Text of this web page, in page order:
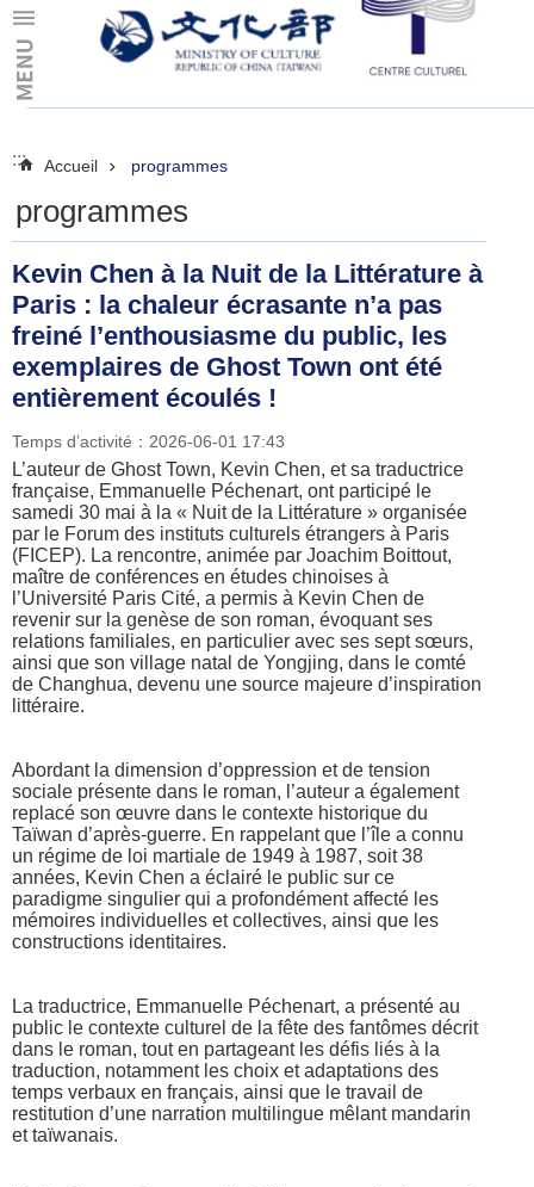
Skip to main content
:::
::: Accueil programmes
programmes
Kevin Chen à la Nuit de la Littérature à
Paris : la chaleur écrasante n’a pas
freiné l’enthousiasme du public, les
exemplaires de Ghost Town ont été
entièrement écoulés !
Temps d’activité：2026-06-01 17:43
L’auteur de Ghost Town, Kevin Chen, et sa traductrice
française, Emmanuelle Péchenart, ont participé le
samedi 30 mai à la « Nuit de la Littérature » organisée
par le Forum des instituts culturels étrangers à Paris
(FICEP). La rencontre, animée par Joachim Boittout,
maître de conférences en études chinoises à
l’Université Paris Cité, a permis à Kevin Chen de
revenir sur la genèse de son roman, évoquant ses
relations familiales, en particulier avec ses sept sœurs,
ainsi que son village natal de Yongjing, dans le comté
de Changhua, devenu une source majeure d’inspiration
littéraire.
Abordant la dimension d’oppression et de tension
sociale présente dans le roman, l’auteur a également
replacé son œuvre dans le contexte historique du
Taïwan d’après-guerre. En rappelant que l’île a connu
un régime de loi martiale de 1949 à 1987, soit 38
années, Kevin Chen a éclairé le public sur ce
paradigme singulier qui a profondément affecté les
mémoires individuelles et collectives, ainsi que les
constructions identitaires.
La traductrice, Emmanuelle Péchenart, a présenté au
public le contexte culturel de la fête des fantômes décrit
dans le roman, tout en partageant les défis liés à la
traduction, notamment les choix et adaptations des
temps verbaux en français, ainsi que le travail de
restitution d’une narration multilingue mêlant mandarin
et taïwanais.